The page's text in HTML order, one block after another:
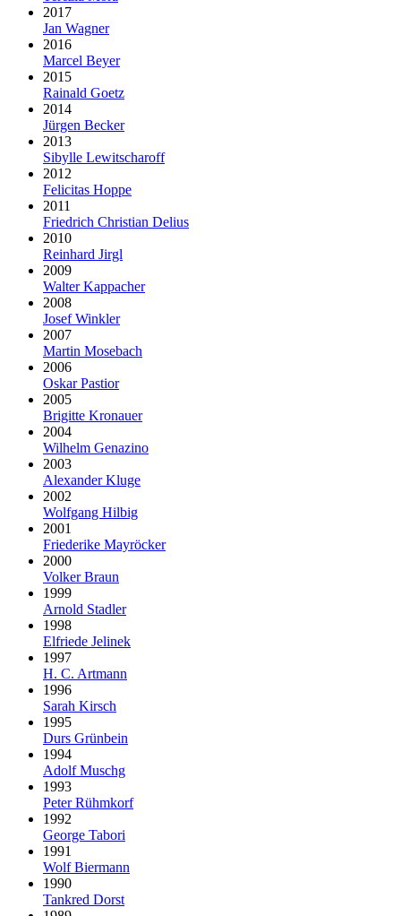
2017
Jan Wagner
2016
Marcel Beyer
2015
Rainald Goetz
2014
Jürgen Becker
2013
Sibylle Lewitscharoff
2012
Felicitas Hoppe
2011
Friedrich Christian Delius
2010
Reinhard Jirgl
2009
Walter Kappacher
2008
Josef Winkler
2007
Martin Mosebach
2006
Oskar Pastior
2005
Brigitte Kronauer
2004
Wilhelm Genazino
2003
Alexander Kluge
2002
Wolfgang Hilbig
2001
Friederike Mayröcker
2000
Volker Braun
1999
Arnold Stadler
1998
Elfriede Jelinek
1997
H. C. Artmann
1996
Sarah Kirsch
1995
Durs Grünbein
1994
Adolf Muschg
1993
Peter Rühmkorf
1992
George Tabori
1991
Wolf Biermann
1990
Tankred Dorst